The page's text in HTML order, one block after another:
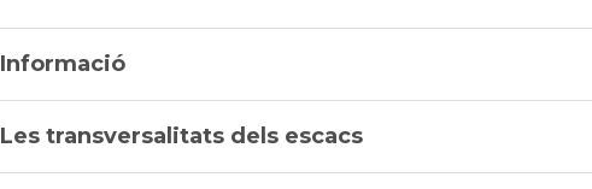
Informació
Les transversalitats dels escacs